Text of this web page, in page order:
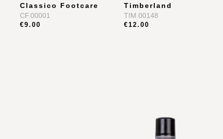
Classico Footcare
CF.00001
€9.00
Timberland
TIM.00148
€12.00